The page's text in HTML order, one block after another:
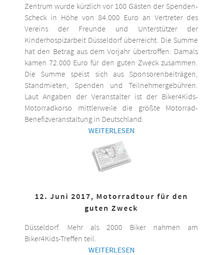
Zentrum wurde kürzlich vor 100 Gästen der Spenden-
Scheck in Höhe von 84.000 Euro an Vertreter des
Vereins der Freunde und Unterstützer der
Kinderhospizarbeit Düsseldorf überreicht. Die Summe
hat den Betrag aus dem Vorjahr übertroffen: Damals
kamen 72.000 Euro für den guten Zweck zusammen.
Die Summe speist sich aus Sponsorenbeiträgen,
Standmieten, Spenden und Teilnehmergebühren.
Laut Angaben der Veranstalter ist der Biker4Kids-
Motorradkorso mittlerweile die größte Motorrad-
Benefizveranstaltung in Deutschland.
WEITERLESEN
12. Juni 2017, Motorradtour für den
guten Zweck
Düsseldorf. Mehr als 2000 Biker nahmen am
Biker4Kids-Treffen teil.
WEITERLESEN